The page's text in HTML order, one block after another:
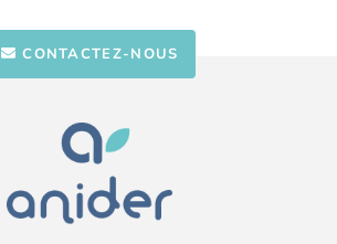
CONTACTEZ-NOUS